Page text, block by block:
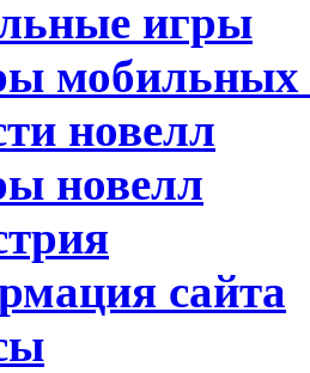
игры
мобильных
новелл
новелл
сайта